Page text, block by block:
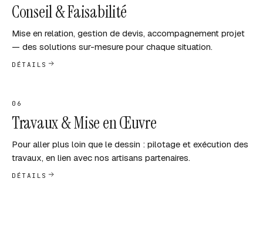
Conseil & Faisabilité
Mise en relation, gestion de devis, accompagnement projet
— des solutions sur-mesure pour chaque situation.
DÉTAILS
06
Travaux & Mise en Œuvre
Pour aller plus loin que le dessin : pilotage et exécution des
travaux, en lien avec nos artisans partenaires.
DÉTAILS